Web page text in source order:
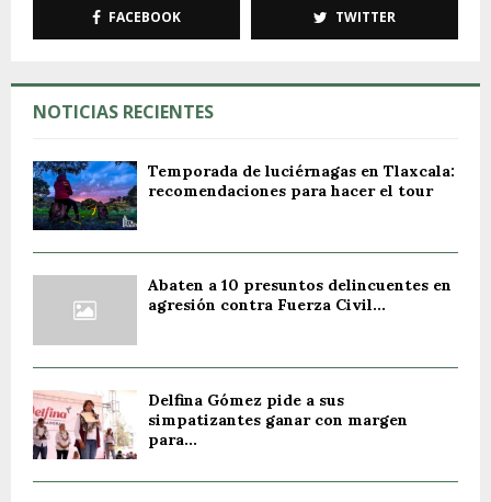
FACEBOOK TWITTER
NOTICIAS RECIENTES
Temporada de luciérnagas en Tlaxcala:
recomendaciones para hacer el tour
Abaten a 10 presuntos delincuentes en
agresión contra Fuerza Civil...
Delfina Gómez pide a sus
simpatizantes ganar con margen
para...